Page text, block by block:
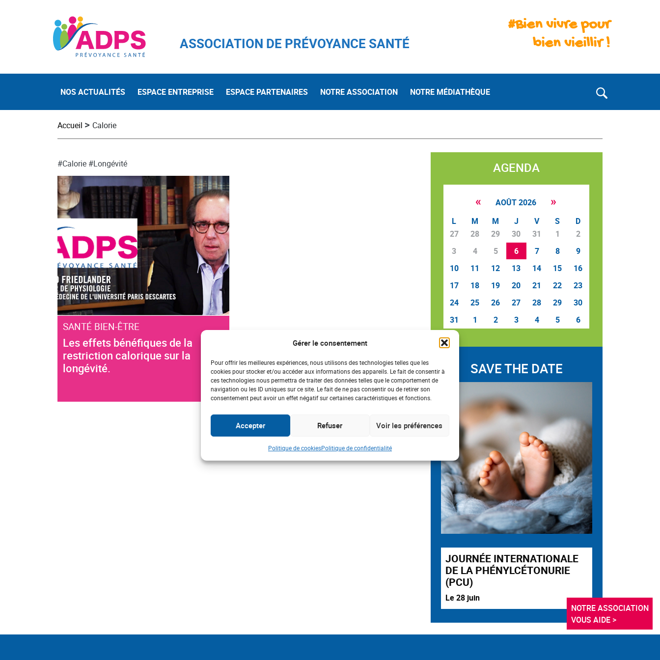
Gérer le consentement
Pour offrir les meilleures expériences, nous utilisons des technologies telles que les
cookies pour stocker et/ou accéder aux informations des appareils. Le fait de consentir à
ces technologies nous permettra de traiter des données telles que le comportement de
navigation ou les ID uniques sur ce site. Le fait de ne pas consentir ou de retirer son
consentement peut avoir un effet négatif sur certaines caractéristiques et fonctions.
Accepter Refuser Voir les préférences
Politique de cookiesPolitique de confidentialité
ASSOCIATION DE PRÉVOYANCE SANTÉ
#Bien vivre pour
bien vieillir !
NOS ACTUALITÉS ESPACE ENTREPRISE ESPACE PARTENAIRES NOTRE ASSOCIATION NOTRE MÉDIATHÈQUE
Accueil > Calorie
#Calorie #Longévité
SANTÉ BIEN-ÊTRE
Les effets bénéfiques de la
restriction calorique sur la
longévité.
AGENDA
« AOÛT 2026 »
L M M J V S
D
27
28 29 30 31 1
2
3
4 5 6 7 8
9
10
11 12 13 14 15
16
17
18 19 20 21 22
23
24
25 26 27 28 29
30
31
1 2 3 4 5 6
SAVE THE DATE
JOURNÉE INTERNATIONALE
DE LA PHÉNYLCÉTONURIE
(PCU)
Le 28 juin
NOTRE ASSOCIATION
VOUS AIDE >